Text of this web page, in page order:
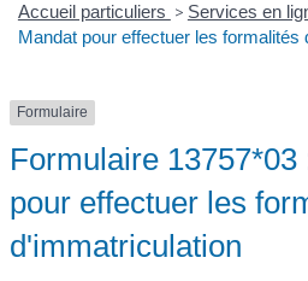
Accueil particuliers > Services en
Mandat pour effectuer les formalités
Formulaire
Formulaire 13757*03
pour effectuer les
d'immatriculation